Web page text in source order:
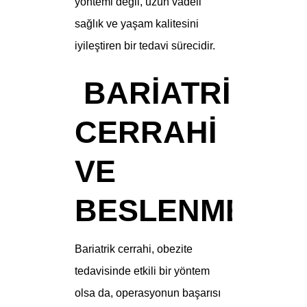
sağlık ve yaşam kalitesini
iyileştiren bir tedavi sürecidir.
BARIATRIK
CERRAHI
VE
BESLENME
Bariatrik cerrahi, obezite
tedavisinde etkili bir yöntem
olsa da, operasyonun başarısı